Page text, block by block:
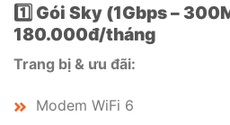
1️⃣ Gói Sky (1Gbps –
180.000đ/tháng
Trang bị & ưu đãi:
Modem WiFi 6